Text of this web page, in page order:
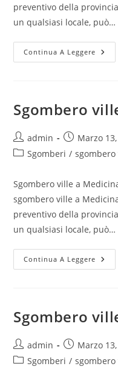
preventivo della
un qualsiasi locale, può…
Continua A Leggere
Sgombero
admin
Marzo
Sgomberi / sgombero
Sgombero ville a
sgombero ville a
preventivo della
un qualsiasi locale, può…
Continua A Leggere
Sgombero
admin
Marzo
Sgomberi / sgombero